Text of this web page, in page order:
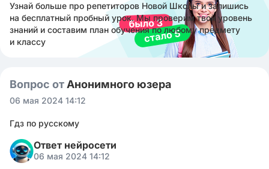
Узнай больше про репетиторов Новой Школы и запишись
на бесплатный пробный урок. Мы проверим твой уровень
знаний и составим план обучения по любому предмету
и классу
Вопрос от Анонимного юзера
06 мая 2024 14:12
Гдз по русскому
Ответ нейросети
06 мая 2024 14:12